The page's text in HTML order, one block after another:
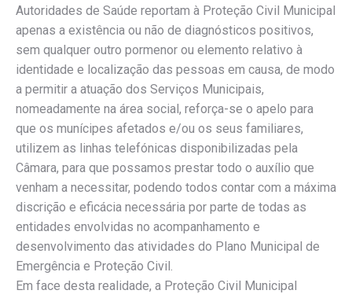
Autoridades de Saúde reportam à Proteção Civil Municipal
apenas a existência ou não de diagnósticos positivos,
sem qualquer outro pormenor ou elemento relativo à
identidade e localização das pessoas em causa, de modo
a permitir a atuação dos Serviços Municipais,
nomeadamente na área social, reforça-se o apelo para
que os munícipes afetados e/ou os seus familiares,
utilizem as linhas telefónicas disponibilizadas pela
Câmara, para que possamos prestar todo o auxílio que
venham a necessitar, podendo todos contar com a máxima
discrição e eficácia necessária por parte de todas as
entidades envolvidas no acompanhamento e
desenvolvimento das atividades do Plano Municipal de
Emergência e Proteção Civil.
Em face desta realidade, a Proteção Civil Municipal